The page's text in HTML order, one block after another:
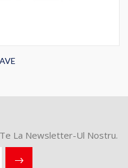
La Newsletter-Ul Nostru.